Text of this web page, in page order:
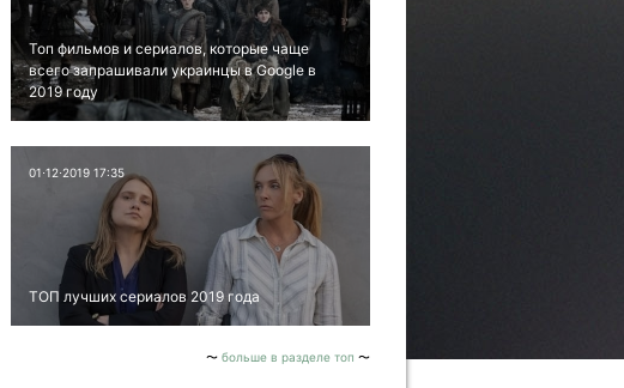
Топ фильмов и сериалов, которые чаще
всего запрашивали украинцы в Google в
2019 году
01⋅12⋅2019 17:35
ТОП лучших сериалов 2019 года
больше в разделе топ